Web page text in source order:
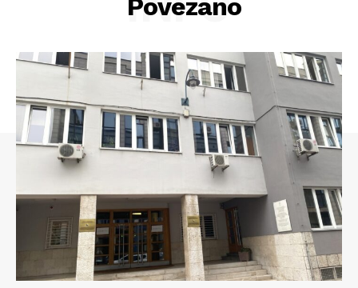
Povezano